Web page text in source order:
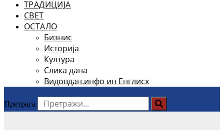
ТРАДИЦИЈА
СВЕТ
ОСТАЛО
Бизнис
Историја
Култура
Слика дана
Видовдан.инфо ин Енглисх
Претрага